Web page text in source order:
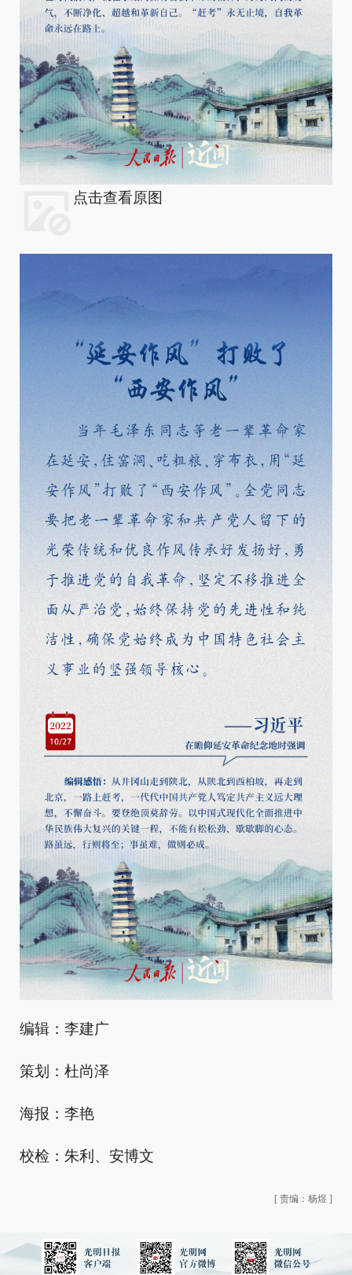
点击查看原图
编辑：李建广
策划：杜尚泽
海报：李艳
校检：朱利、安博文
[ 责编：杨煜 ]